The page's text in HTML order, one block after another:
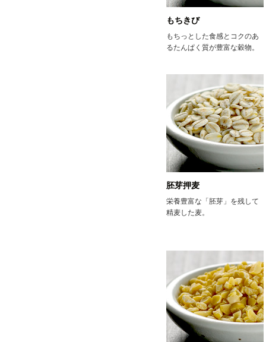
もちきび
もちっとした食感とコクのあ
るたんぱく質が豊富な穀物。
胚芽押麦
栄養豊富な「胚芽」を残して
精麦した麦。